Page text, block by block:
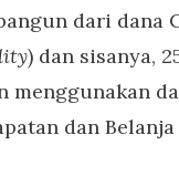
dari dana
) dan sisanya,
menggunakan
dan Belanja